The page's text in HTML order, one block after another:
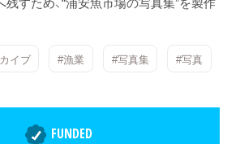
イブ #漁業 #写真集 #写真
FUNDED